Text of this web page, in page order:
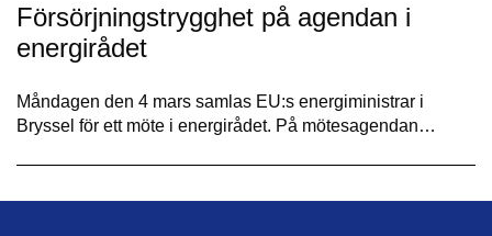
Försörjningstrygghet på agendan i
energirådet
Måndagen den 4 mars samlas EU:s energiministrar i
Bryssel för ett möte i energirådet. På mötesagendan…